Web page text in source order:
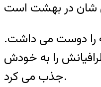
را دوست می داشت.
را به خودش
جذب می کرد.